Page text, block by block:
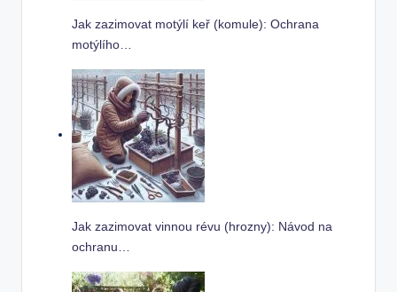
Jak zazimovat motýlí keř (komule): Ochrana
motýlího…
Jak zazimovat vinnou révu (hrozny): Návod na
ochranu…